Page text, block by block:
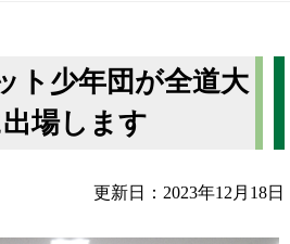
ト少年団が全道大
場します
更新日：2023年12月18日